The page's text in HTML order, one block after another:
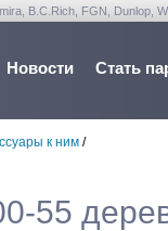
B.C.Rich, FGN, Dunlop,
Новости Стать
к ним /
55